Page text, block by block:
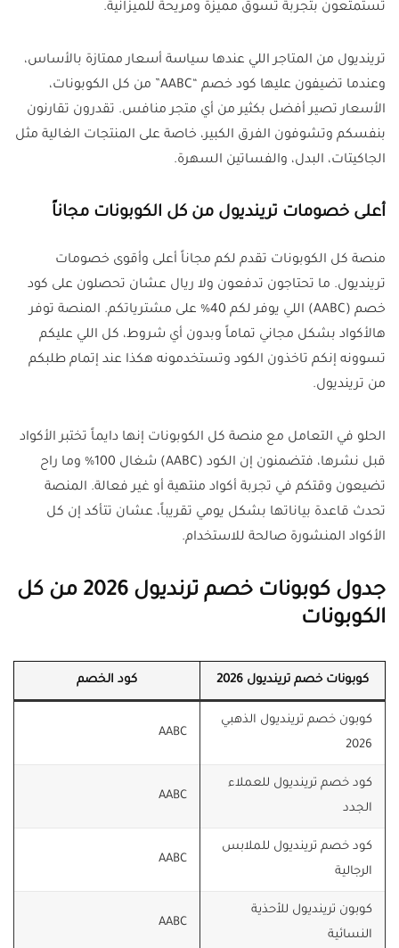
تستمتعون بتجربة تسوق مميزة ومريحة للميزانية.
ترينديول من المتاجر اللي عندها سياسة أسعار ممتازة بالأساس،
وعندما تضيفون عليها كود خصم “AABC” من كل الكوبونات،
الأسعار تصير أفضل بكثير من أي متجر منافس. تقدرون تقارنون
بنفسكم وتشوفون الفرق الكبير، خاصة على المنتجات الغالية مثل
الجاكيتات، البدل، والفساتين السهرة.
أعلى خصومات ترينديول من كل الكوبونات مجاناً
منصة كل الكوبونات تقدم لكم مجاناً أعلى وأقوى خصومات
ترينديول. ما تحتاجون تدفعون ولا ريال عشان تحصلون على كود
خصم (AABC) اللي يوفر لكم 40% على مشترياتكم. المنصة توفر
هالأكواد بشكل مجاني تماماً وبدون أي شروط، كل اللي عليكم
تسوونه إنكم تاخذون الكود وتستخدمونه هكذا عند إتمام طلبكم
من ترينديول.
الحلو في التعامل مع منصة كل الكوبونات إنها دايماً تختبر الأكواد
قبل نشرها، فتضمنون إن الكود (AABC) شغال 100% وما راح
تضيعون وقتكم في تجربة أكواد منتهية أو غير فعالة. المنصة
تحدث قاعدة بياناتها بشكل يومي تقريباً، عشان تتأكد إن كل
الأكواد المنشورة صالحة للاستخدام.
جدول كوبونات خصم ترنديول 2026 من كل
الكوبونات
كوبونات خصم ترينديول 2026 كود الخصم
كوبون خصم ترينديول الذهبي
2026
AABC
كود خصم ترينديول للعملاء
الجدد
AABC
كود خصم ترينديول للملابس
الرجالية
AABC
كوبون ترينديول للأحذية
النسائية
AABC